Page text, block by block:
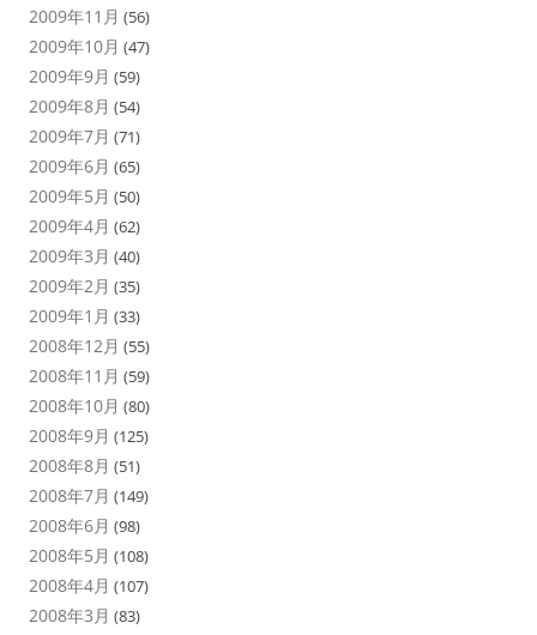
2009年11月 (56)
2009年10月 (47)
2009年9月 (59)
2009年8月 (54)
2009年7月 (71)
2009年6月 (65)
2009年5月 (50)
2009年4月 (62)
2009年3月 (40)
2009年2月 (35)
2009年1月 (33)
2008年12月 (55)
2008年11月 (59)
2008年10月 (80)
2008年9月 (125)
2008年8月 (51)
2008年7月 (149)
2008年6月 (98)
2008年5月 (108)
2008年4月 (107)
2008年3月 (83)